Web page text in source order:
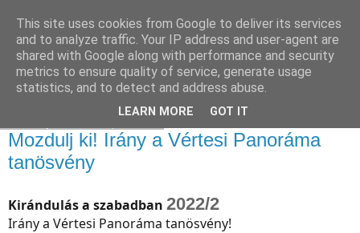
Mozdulj ki! Irány a Vértesi Panoráma
tanösvény
Kirándulás a szabadban 2022/2
Irány a Vértesi Panoráma tanösvény!
This site uses cookies from Google to deliver its services
and to analyze traffic. Your IP address and user-agent are
shared with Google along with performance and security
metrics to ensure quality of service, generate usage
statistics, and to detect and address abuse.
LEARN MORE GOT IT